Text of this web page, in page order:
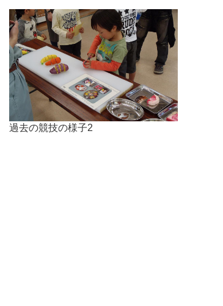
過去の競技の様子2